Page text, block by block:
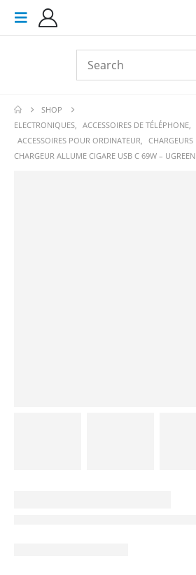
SHOP
ELECTRONIQUES, ACCESSOIRES DE TÉLÉPHONE,
ACCESSOIRES POUR ORDINATEUR, CHARGEURS
CHARGEUR ALLUME CIGARE USB C 69W – UGREEN